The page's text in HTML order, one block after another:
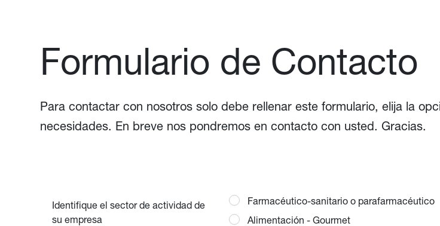
Formulario de Contacto
Para contactar con nosotros solo debe rellenar este formulario, elija la
necesidades. En breve nos pondremos en contacto con usted. Gracias.
Identifique el sector de actividad de
su empresa
Farmacéutico-sanitario o parafarmacéutico
Alimentación - Gourmet